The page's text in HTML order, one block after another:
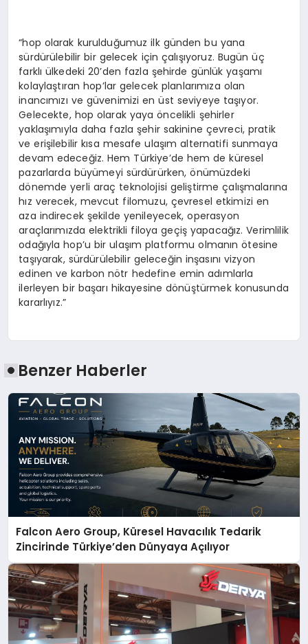
“hop olarak kurulduğumuz ilk günden bu yana
sürdürülebilir bir gelecek için çalışıyoruz. Bugün üç
farklı ülkedeki 20’den fazla şehirde günlük yaşamı
kolaylaştıran hop’lar gelecek planlarımıza olan
inancımızı ve güvenimizi en üst seviyeye taşıyor.
Gelecekte, hop olarak yaya öncelikli şehirler
yaklaşımıyla daha fazla şehir sakinine çevreci, pratik
ve erişilebilir kısa mesafe ulaşım alternatifi sunmaya
devam edeceğiz. Hem Türkiye’de hem de küresel
pazarlarda büyümeyi sürdürürken, önümüzdeki
dönemde yerli araç teknolojisi geliştirme çalışmalarına
hız verecek, mevcut filomuzu, çevresel etkimizi en
aza indirecek şekilde yenileyecek, operasyon
araçlarımızda elektrikli filoya geçiş yapacağız. Verimlilik
odağıyla hop’u bir ulaşım platformu olmanın ötesine
taşıyarak, sürdürülebilir geleceğin inşasını vizyon
edinen ve karbon nötr hedefine emin adımlarla
ilerleyen bir başarı hikayesine dönüştürmek konusunda
kararlıyız.”
Benzer Haberler
Falcon Aero Group, Küresel Havacılık Tedarik
Zincirinde Türkiye’den Dünyaya Açılıyor